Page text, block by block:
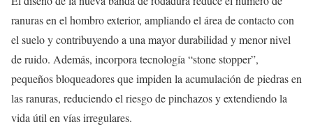
ranuras en el hombro exterior, ampliando el área de contacto con
el suelo y contribuyendo a una mayor durabilidad y menor nivel
de ruido. Además, incorpora tecnología “stone stopper”,
pequeños bloqueadores que impiden la acumulación de piedras en
las ranuras, reduciendo el riesgo de pinchazos y extendiendo la
vida útil en vías irregulares.